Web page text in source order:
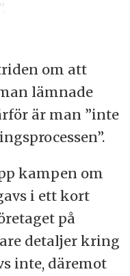
om att
lämnade
är man ”inte
kampen om
i ett kort
på
detaljer kring
inte, däremot